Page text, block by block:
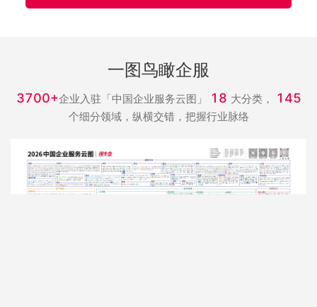
一图鸟瞰企服
3700+企业入驻「中国企业服务云图」 18 大分类， 145
个细分领域，纵横交错，把握行业脉络